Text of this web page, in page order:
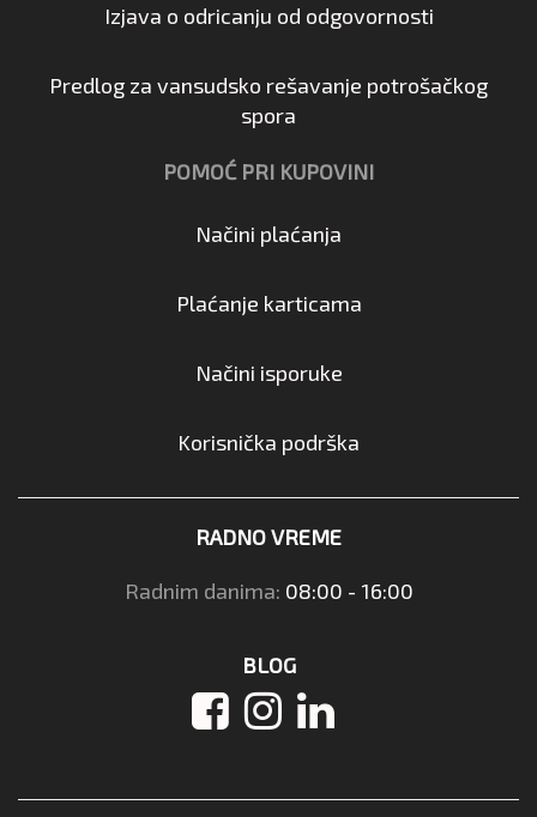
Izjava o odricanju od odgovornosti
Predlog za vansudsko rešavanje potrošačkog
spora
POMOĆ PRI KUPOVINI
Načini plaćanja
Plaćanje karticama
Načini isporuke
Korisnička podrška
RADNO VREME
Radnim danima: 08:00 - 16:00
BLOG